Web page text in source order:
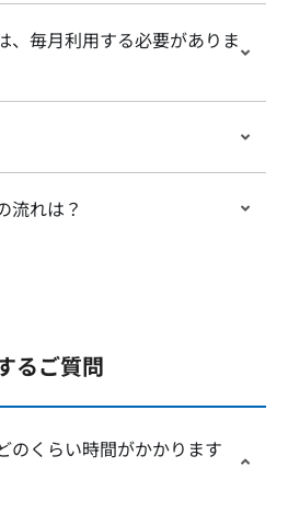
、毎月利用する必要がありま
流れは？
るご質問
のくらい時間がかかります